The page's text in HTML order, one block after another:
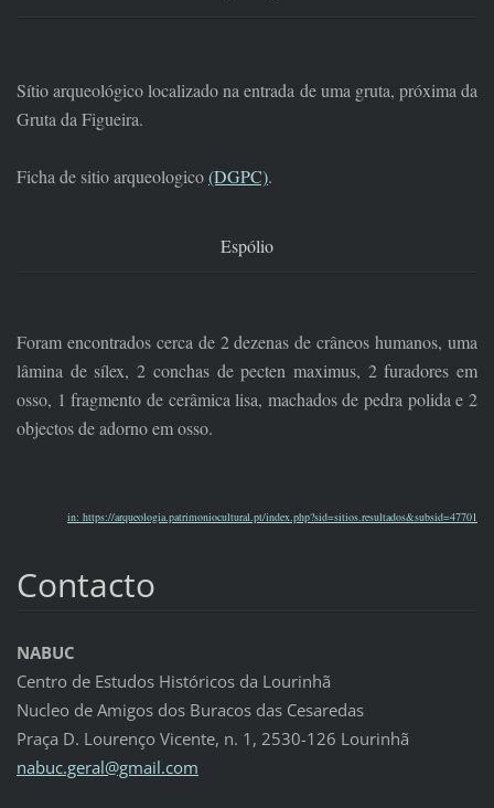
Sítio arqueológico localizado na entrada de uma gruta, próxima da
Gruta da Figueira.
Ficha de sitio arqueologico(DGPC).
Espólio
Foram encontrados cerca de 2 dezenas de crâneos humanos, uma
lâmina de sílex, 2 conchas de pecten maximus, 2 furadores em
osso, 1 fragmento de cerâmica lisa, machados de pedra polida e 2
objectos de adorno em osso.
in: https://arqueologia.patrimoniocultural.pt/index.php?sid=sitios.resultados&subsid=47701
Contacto
NABUC
Centro de Estudos Históricos da Lourinhã
Nucleo de Amigos dos Buracos das Cesaredas
Praça D. Lourenço Vicente, n. 1, 2530-126 Lourinhã
nabuc.geral@gmail.com